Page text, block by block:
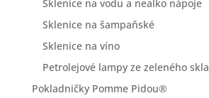
Sklenice na vodu a nealko nápoje
Sklenice na šampaňské
Sklenice na víno
Petrolejové lampy ze zeleného skla
Pokladničky Pomme Pidou®